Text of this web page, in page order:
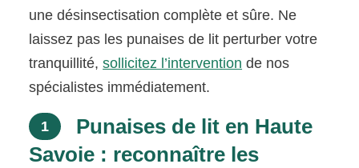
une désinsectisation complète et sûre. Ne
laissez pas les punaises de lit perturber votre
tranquillité,sollicitez l’intervention de nos
spécialistes immédiatement.
1
Punaises de lit en Haute
Savoie : reconnaître les